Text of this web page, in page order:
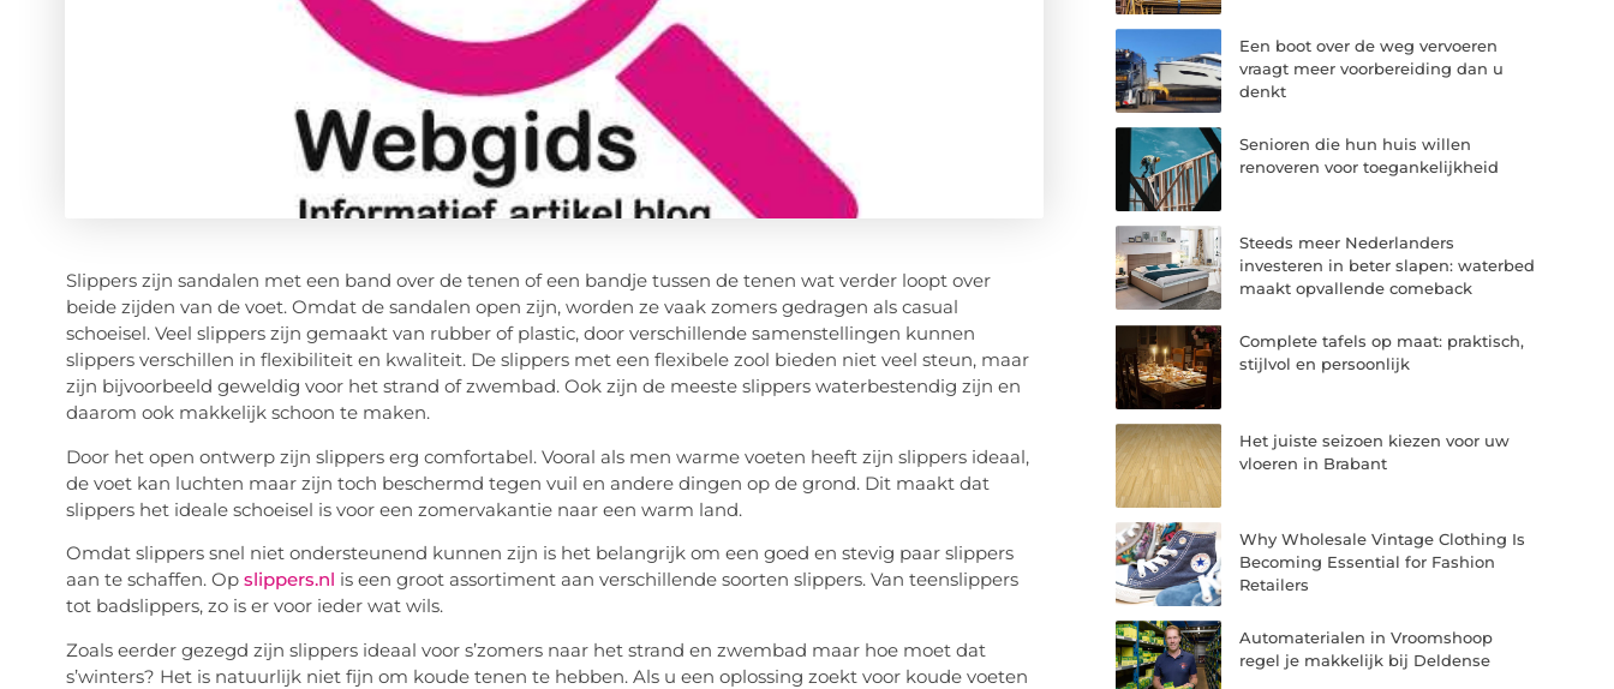
Slippers zijn sandalen met een band over de tenen of een bandje tussen de tenen wat verder loopt over
beide zijden van de voet. Omdat de sandalen open zijn, worden ze vaak zomers gedragen als casual
schoeisel. Veel slippers zijn gemaakt van rubber of plastic, door verschillende samenstellingen kunnen
slippers verschillen in flexibiliteit en kwaliteit. De slippers met een flexibele zool bieden niet veel steun, maar
zijn bijvoorbeeld geweldig voor het strand of zwembad. Ook zijn de meeste slippers waterbestendig zijn en
daarom ook makkelijk schoon te maken.
Door het open ontwerp zijn slippers erg comfortabel. Vooral als men warme voeten heeft zijn slippers ideaal,
de voet kan luchten maar zijn toch beschermd tegen vuil en andere dingen op de grond. Dit maakt dat
slippers het ideale schoeisel is voor een zomervakantie naar een warm land.
Omdat slippers snel niet ondersteunend kunnen zijn is het belangrijk om een goed en stevig paar slippers
aan te schaffen. Op slippers.nl is een groot assortiment aan verschillende soorten slippers. Van teenslippers
tot badslippers, zo is er voor ieder wat wils.
Zoals eerder gezegd zijn slippers ideaal voor s’zomers naar het strand en zwembad maar hoe moet dat
s’winters? Het is natuurlijk niet fijn om koude tenen te hebben. Als u een oplossing zoekt voor koude voeten
Een boot over de weg vervoeren
vraagt meer voorbereiding dan u
denkt
Senioren die hun huis willen
renoveren voor toegankelijkheid
Steeds meer Nederlanders
investeren in beter slapen: waterbed
maakt opvallende comeback
Complete tafels op maat: praktisch,
stijlvol en persoonlijk
Het juiste seizoen kiezen voor uw
vloeren in Brabant
Why Wholesale Vintage Clothing Is
Becoming Essential for Fashion
Retailers
Automaterialen in Vroomshoop
regel je makkelijk bij Deldense